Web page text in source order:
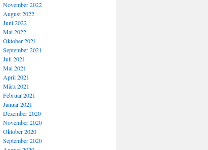
November 2022
August 2022
Juni 2022
Mai 2022
Oktober 2021
September 2021
Juli 2021
Mai 2021
April 2021
März 2021
Februar 2021
Januar 2021
Dezember 2020
November 2020
Oktober 2020
September 2020